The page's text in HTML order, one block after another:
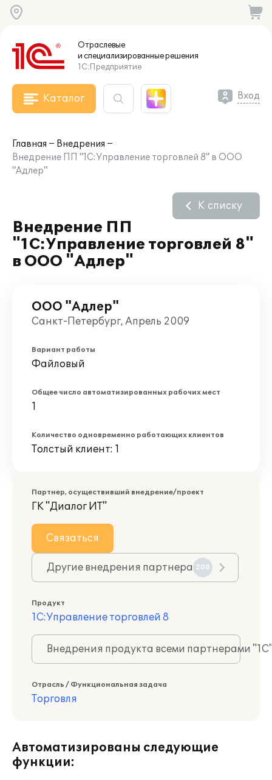
Отраслевые
и специализированныерешения
1С:Предприятие
Каталог Вход
Главная
Внедрения
Внедрение ПП "1С:Управление торговлей 8" в ООО
"Адлер"
Внедрение ПП
"1С:Управление торговлей 8"
в ООО "Адлер"
К списку
ООО "Адлер"
Санкт-Петербург, Апрель 2009
Вариант работы
Файловый
Общее число автоматизированных рабочих мест
1
Количество одновременно работающих клиентов
Толстый клиент: 1
Партнер, осуществивший внедрение/проект
ГК "Диалог ИТ"
Связаться
Другие внедрения партнера 208
Продукт
1С:Управление торговлей 8
Внедрения продукта всеми партнерами
Отрасль / Функциональная задача
Торговля
Автоматизированы следующие
функции: